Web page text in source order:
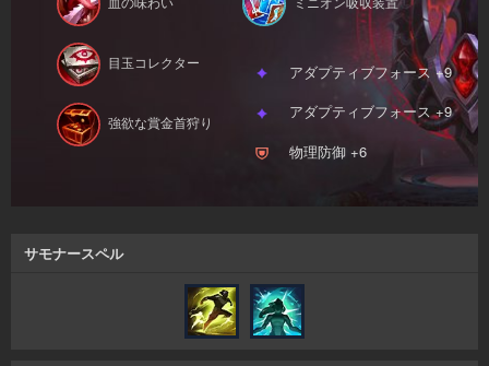
目玉コレクター
強欲な賞金首狩り
アダプティブフォース +9
アダプティブフォース +9
物理防御 +6
サモナースペル